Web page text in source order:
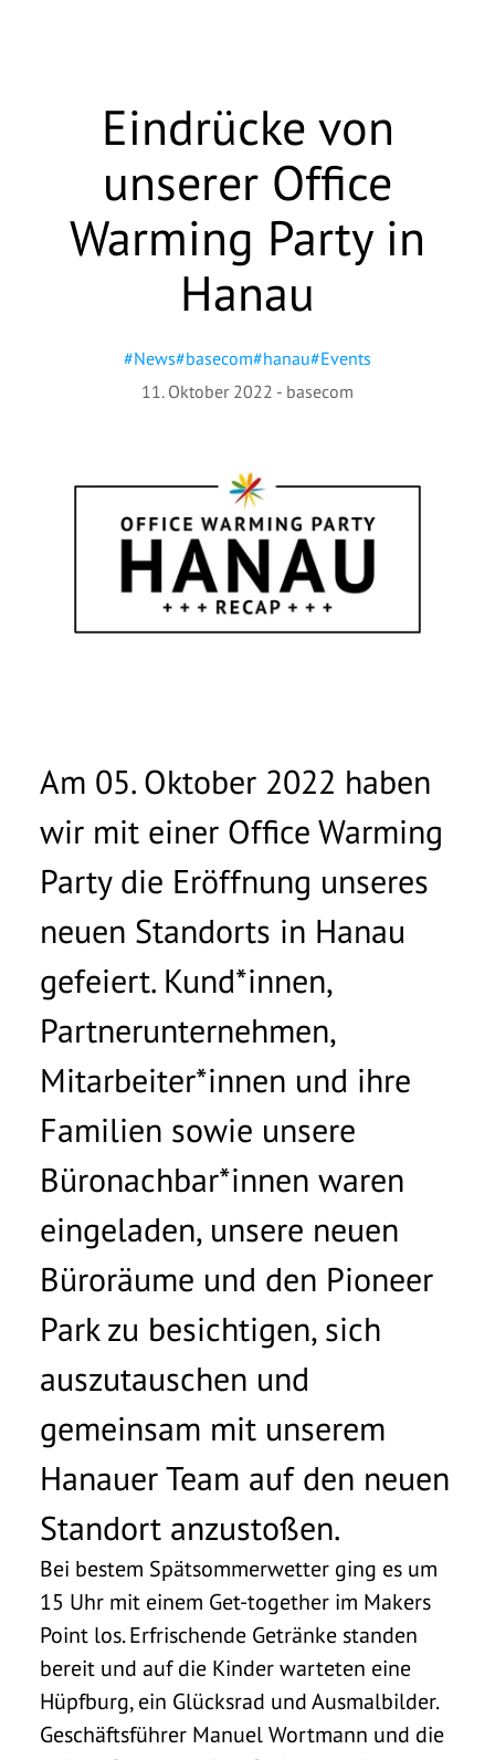
Eindrücke von
unserer Office
Warming Party in
Hanau
#News#basecom#hanau#Events
11. Oktober 2022 - basecom
Am 05. Oktober 2022 haben
wir mit einer Office Warming
Party die Eröffnung unseres
neuen Standorts in Hanau
gefeiert. Kund*innen,
Partnerunternehmen,
Mitarbeiter*innen und ihre
Familien sowie unsere
Büronachbar*innen waren
eingeladen, unsere neuen
Büroräume und den Pioneer
Park zu besichtigen, sich
auszutauschen und
gemeinsam mit unserem
Hanauer Team auf den neuen
Standort anzustoßen.
Bei bestem Spätsommerwetter ging es um
15 Uhr mit einem Get-together im Makers
Point los. Erfrischende Getränke standen
bereit und auf die Kinder warteten eine
Hüpfburg, ein Glücksrad und Ausmalbilder.
Geschäftsführer Manuel Wortmann und die